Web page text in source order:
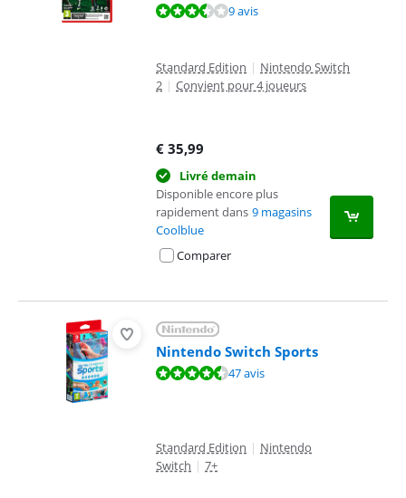
La note est de 7,3 sur 10, basée sur 9 avis.9 avis
Standard Edition | Nintendo Switch
2 | Convient pour 4 joueurs
€ 35,99
Livré demain
Disponible encore plus
rapidement dans 9 magasins
Coolblue
Comparer
Nintendo Switch Sports
La note est de 8,5 sur 10, basée sur 47 avis.47 avis
Standard Edition | Nintendo
Switch | 7+